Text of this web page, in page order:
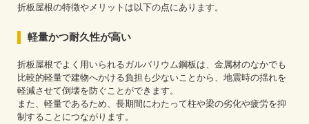
折板屋根の特徴やメリットは以下の点にあります。
軽量かつ耐久性が高い
折板屋根でよく用いられるガルバリウム鋼板は、金属材のなかでも
比較的軽量で建物へかける負担も少ないことから、地震時の揺れを
軽減させて倒壊を防ぐことができます。
また、軽量であるため、長期間にわたって柱や梁の劣化や疲労を抑
制することにつながります。